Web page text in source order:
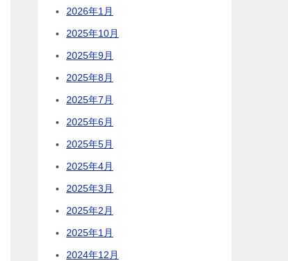
2026年1月
2025年10月
2025年9月
2025年8月
2025年7月
2025年6月
2025年5月
2025年4月
2025年3月
2025年2月
2025年1月
2024年12月